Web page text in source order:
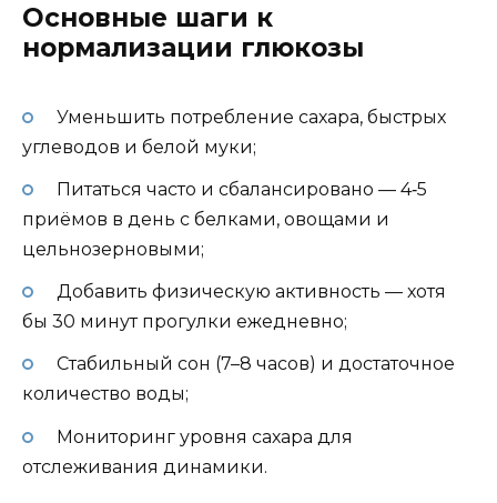
Основные шаги к
нормализации глюкозы
Уменьшить потребление сахара, быстрых
углеводов и белой муки;
Питаться часто и сбалансировано — 4‑5
приёмов в день с белками, овощами и
цельнозерновыми;
Добавить физическую активность — хотя
бы 30 минут прогулки ежедневно;
Стабильный сон (7–8 часов) и достаточное
количество воды;
Мониторинг уровня сахара для
отслеживания динамики.